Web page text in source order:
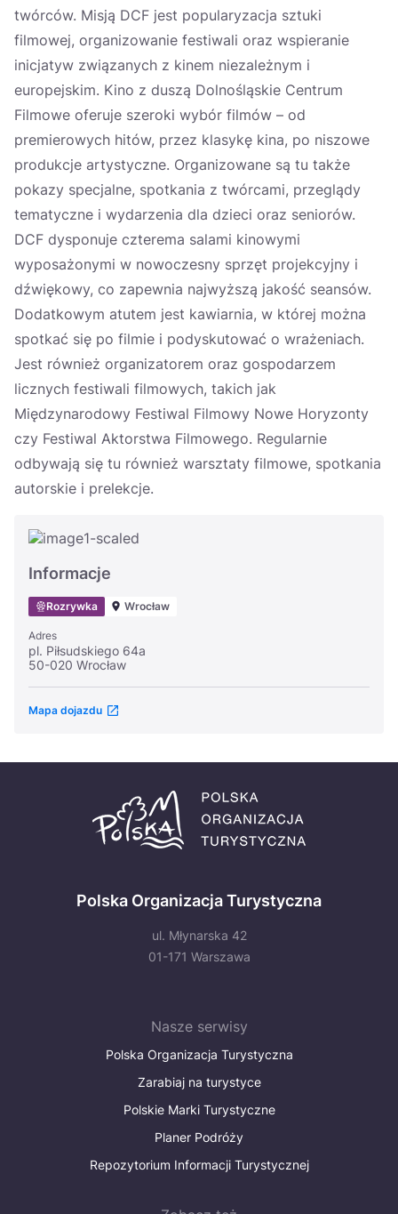
twórców. Misją DCF jest popularyzacja sztuki
filmowej, organizowanie festiwali oraz wspieranie
inicjatyw związanych z kinem niezależnym i
europejskim. Kino z duszą Dolnośląskie Centrum
Filmowe oferuje szeroki wybór filmów – od
premierowych hitów, przez klasykę kina, po niszowe
produkcje artystyczne. Organizowane są tu także
pokazy specjalne, spotkania z twórcami, przeglądy
tematyczne i wydarzenia dla dzieci oraz seniorów.
DCF dysponuje czterema salami kinowymi
wyposażonymi w nowoczesny sprzęt projekcyjny i
dźwiękowy, co zapewnia najwyższą jakość seansów.
Dodatkowym atutem jest kawiarnia, w której można
spotkać się po filmie i podyskutować o wrażeniach.
Jest również organizatorem oraz gospodarzem
licznych festiwali filmowych, takich jak
Międzynarodowy Festiwal Filmowy Nowe Horyzonty
czy Festiwal Aktorstwa Filmowego. Regularnie
odbywają się tu również warsztaty filmowe, spotkania
autorskie i prelekcje.
Informacje
Rozrywka Wrocław
Adres
pl. Piłsudskiego 64a
50-020 Wrocław
Mapa dojazdu
Polska Organizacja Turystyczna
ul. Młynarska 42
01-171 Warszawa
Nasze serwisy
Polska Organizacja Turystyczna
Zarabiaj na turystyce
Polskie Marki Turystyczne
Planer Podróży
Repozytorium Informacji Turystycznej